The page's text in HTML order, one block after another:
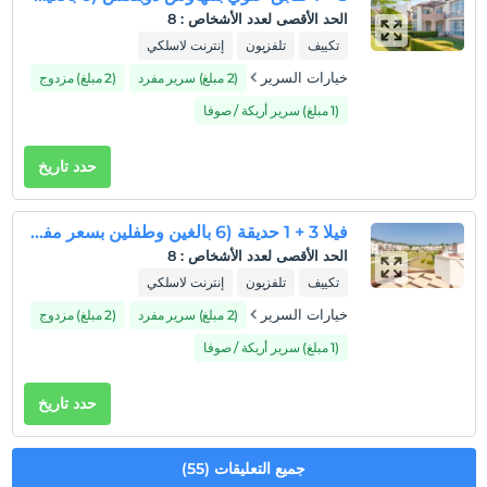
التدخين
ممنوع التدخين في الغرفة
الحد الأقصى لعدد الأشخاص :
8
تكييف تلفزيون إنترنت لاسلكي
خيارات السرير (2 مبلغ) سرير مفرد
(2 مبلغ) مزدوج
(1 مبلغ) سرير أريكة / صوفا
حدد تاريخ
فيلا 3 + 1 حديقة (6 بالغين وطفلين بسعر مفرد)
الحد الأقصى لعدد الأشخاص :
8
تكييف تلفزيون إنترنت لاسلكي
خيارات السرير (2 مبلغ) سرير مفرد
(2 مبلغ) مزدوج
(1 مبلغ) سرير أريكة / صوفا
حدد تاريخ
جميع التعليقات (55)